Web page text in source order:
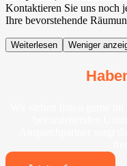
Kontaktieren Sie uns noch
Ihre bevorstehende
Weiterlesen Weniger